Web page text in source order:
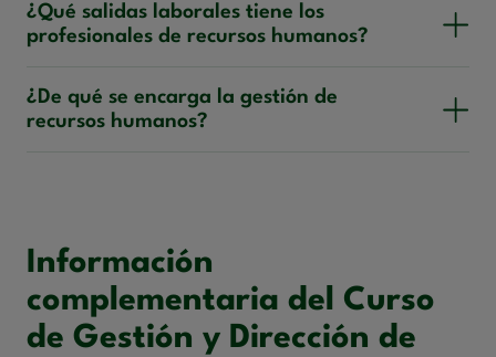
¿Qué salidas laborales tiene los
profesionales de recursos humanos?
¿De qué se encarga la gestión de
recursos humanos?
Información
complementaria del Curso
de Gestión y Dirección de